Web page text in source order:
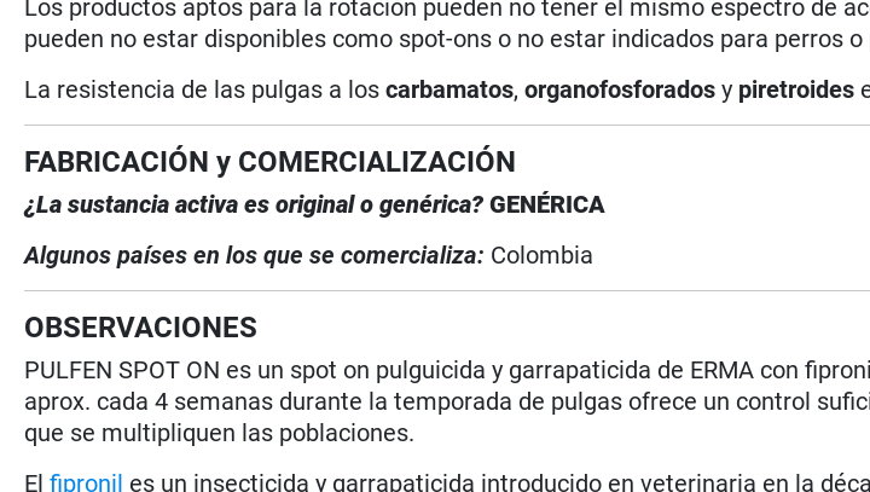
Los productos aptos para la rotación pueden no tener el mismo espectro de
pueden no estar disponibles como spot-ons o no estar indicados para perros o
La resistencia de las pulgas a loscarbamatos,organofosforados y piretroides
FABRICACIÓN y COMERCIALIZACIÓN
¿La sustancia activa es original o genérica? GENÉRICA
Algunos países en los que se comercializa: Colombia
OBSERVACIONES
PULFEN SPOT ON es un spot on pulguicida y garrapaticida de ERMA con
aprox. cada 4 semanas durante la temporada de pulgas ofrece un control
que se multipliquen las poblaciones.
Elfipronil es un insecticida y garrapaticida introducido en veterinaria en la